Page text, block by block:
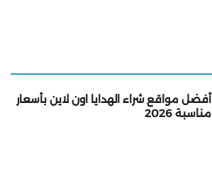
أفضل مواقع شراء الهدايا اون لاين بأسعار
مناسبة 2026